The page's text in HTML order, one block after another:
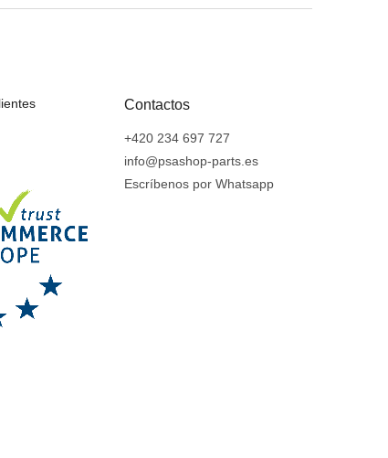
Contactos
+420 234 697 727
info@psashop-parts.es
Escríbenos por Whatsapp